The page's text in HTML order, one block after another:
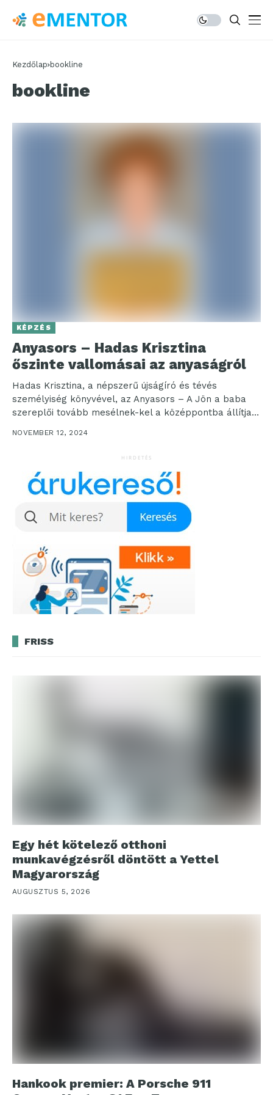
Kezdőlap bookline
bookline
KÉPZÉS
Anyasors – Hadas Krisztina
őszinte vallomásai az anyaságról
Hadas Krisztina, a népszerű újságíró és tévés
személyiség könyvével, az Anyasors – A Jön a baba
szereplői tovább mesélnek-kel a középpontba állítja
NOVEMBER 12, 2024
HIRDETÉS
FRISS
Egy hét kötelező otthoni
munkavégzésről döntött a Yettel
Magyarország
AUGUSZTUS 5, 2026
Hankook premier: A Porsche 911